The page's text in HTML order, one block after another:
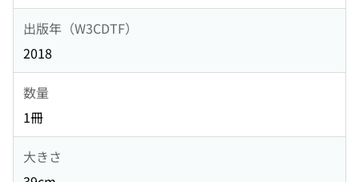
出版年（W3CDTF）
2018
数量
1冊
大きさ